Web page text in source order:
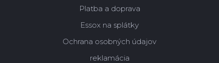
Platba a doprava
Essox na splátky
Ochrana osobných údajov
reklamácia